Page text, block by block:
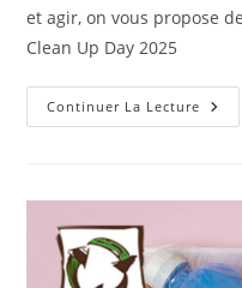
et agir, on vous propose
Clean Up Day 2025
Continuer La Lecture R
Up
2025